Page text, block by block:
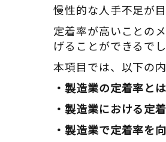
慢性的な人手不足が
定着率が高いことの
げることができるでし
本項目では、以下の
・製造業の定着率と
・製造業における定
・製造業で定着率を